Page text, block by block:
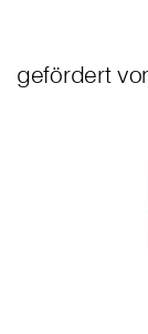
gefördert